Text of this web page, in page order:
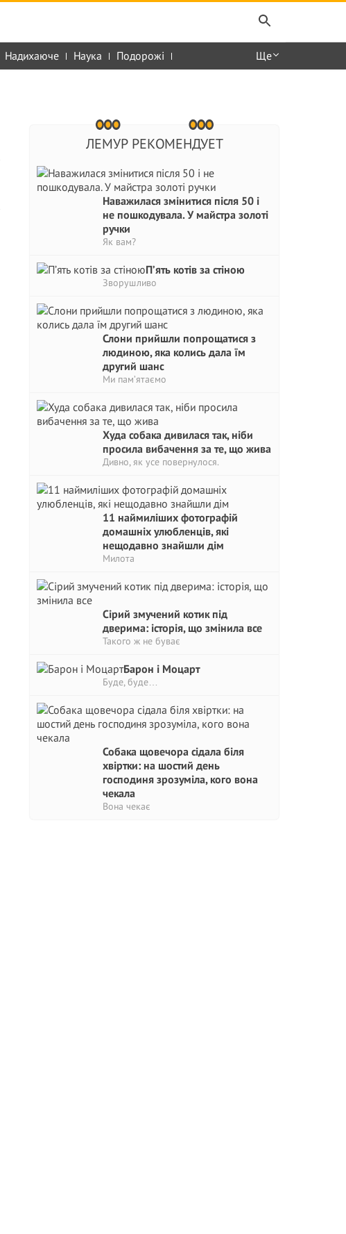
Надихаюче Наука Подорожі Ще
ЛЕМУР РЕКОМЕНДУЕТ
Наважилася змінитися після 50 і
не пошкодувала. У майстра золоті
ручки
Як вам?
П’ять котів за стіною
Зворушливо
Слони прийшли попрощатися з
людиною, яка колись дала їм
другий шанс
Ми пам’ятаємо
Худа собака дивилася так, ніби
просила вибачення за те, що жива
Дивно, як усе повернулося.
11 наймиліших фотографій
домашніх улюбленців, які
нещодавно знайшли дім
Милота
Сірий змучений котик під
дверима: історія, що змінила все
Такого ж не буває
Барон і Моцарт
Буде, буде…
Собака щовечора сідала біля
хвіртки: на шостий день
господиня зрозуміла, кого вона
чекала
Вона чекає